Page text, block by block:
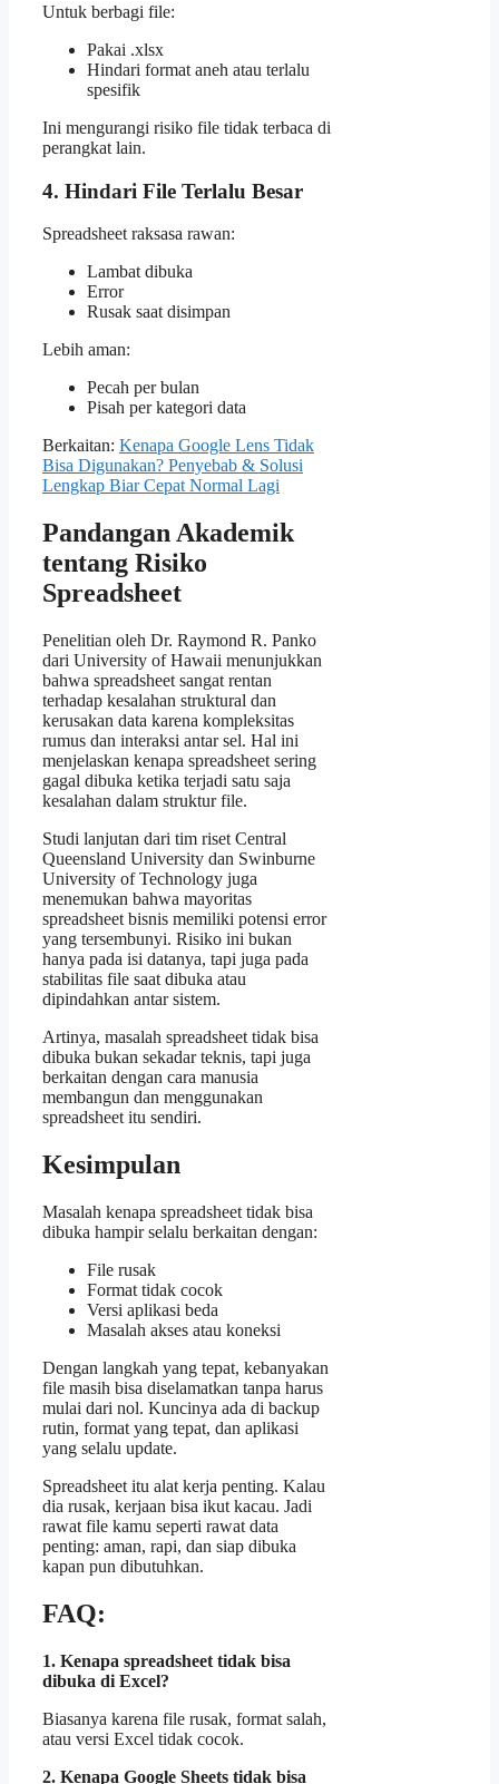
Untuk berbagi file:
Pakai .xlsx
Hindari format aneh atau terlalu
spesifik
Ini mengurangi risiko file tidak terbaca di
perangkat lain.
4. Hindari File Terlalu Besar
Spreadsheet raksasa rawan:
Lambat dibuka
Error
Rusak saat disimpan
Lebih aman:
Pecah per bulan
Pisah per kategori data
Berkaitan: Kenapa Google Lens Tidak
Bisa Digunakan? Penyebab & Solusi
Lengkap Biar Cepat Normal Lagi
Pandangan Akademik
tentang Risiko
Spreadsheet
Penelitian oleh Dr. Raymond R. Panko
dari University of Hawaii menunjukkan
bahwa spreadsheet sangat rentan
terhadap kesalahan struktural dan
kerusakan data karena kompleksitas
rumus dan interaksi antar sel. Hal ini
menjelaskan kenapa spreadsheet sering
gagal dibuka ketika terjadi satu saja
kesalahan dalam struktur file.
Studi lanjutan dari tim riset Central
Queensland University dan Swinburne
University of Technology juga
menemukan bahwa mayoritas
spreadsheet bisnis memiliki potensi error
yang tersembunyi. Risiko ini bukan
hanya pada isi datanya, tapi juga pada
stabilitas file saat dibuka atau
dipindahkan antar sistem.
Artinya, masalah spreadsheet tidak bisa
dibuka bukan sekadar teknis, tapi juga
berkaitan dengan cara manusia
membangun dan menggunakan
spreadsheet itu sendiri.
Kesimpulan
Masalah kenapa spreadsheet tidak bisa
dibuka hampir selalu berkaitan dengan:
File rusak
Format tidak cocok
Versi aplikasi beda
Masalah akses atau koneksi
Dengan langkah yang tepat, kebanyakan
file masih bisa diselamatkan tanpa harus
mulai dari nol. Kuncinya ada di backup
rutin, format yang tepat, dan aplikasi
yang selalu update.
Spreadsheet itu alat kerja penting. Kalau
dia rusak, kerjaan bisa ikut kacau. Jadi
rawat file kamu seperti rawat data
penting: aman, rapi, dan siap dibuka
kapan pun dibutuhkan.
FAQ:
1. Kenapa spreadsheet tidak bisa
dibuka di Excel?
Biasanya karena file rusak, format salah,
atau versi Excel tidak cocok.
2. Kenapa Google Sheets tidak bisa